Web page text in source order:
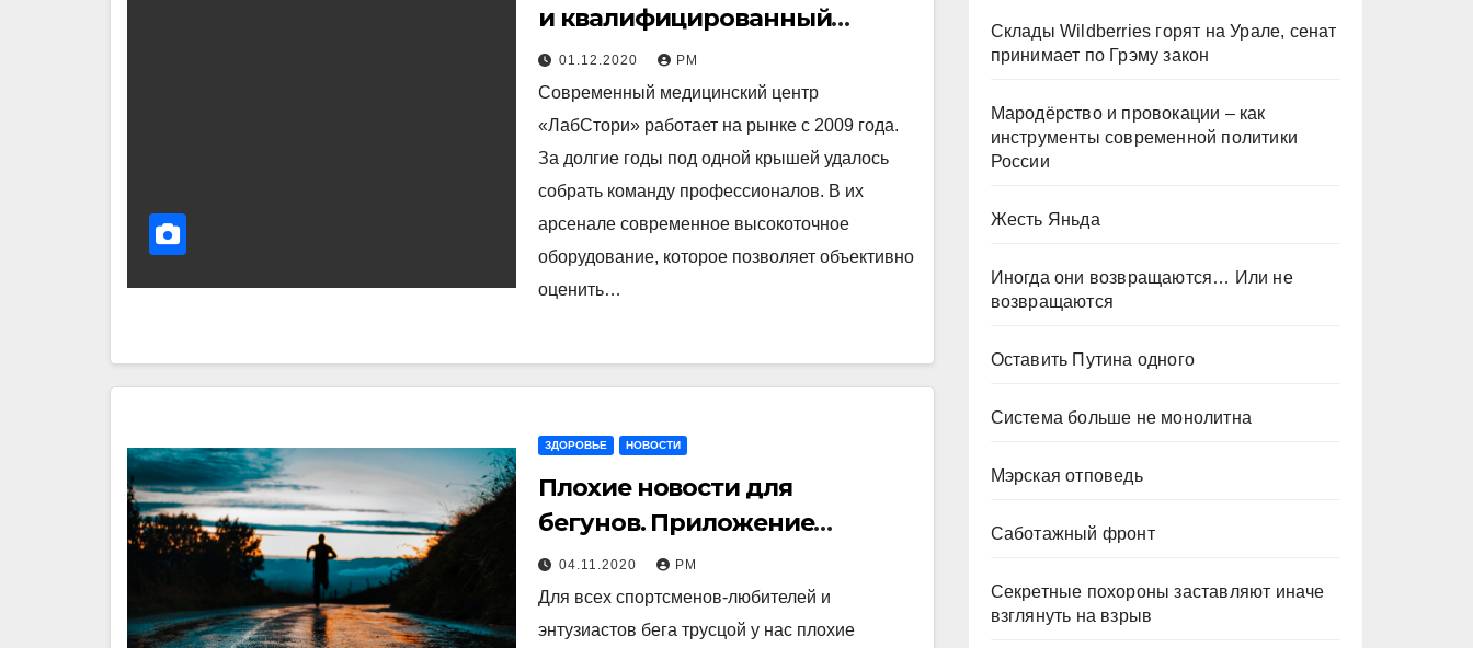
и квалифицированный
персонал: быть здоровым
может каждый
01.12.2020 РМ
Современный медицинский центр
«ЛабСтори» работает на рынке с 2009 года.
За долгие годы под одной крышей удалось
собрать команду профессионалов. В их
арсенале современное высокоточное
оборудование, которое позволяет объективно
оценить…
ЗДОРОВЬЕ НОВОСТИ
Плохие новости для
бегунов. Приложение
Endomondo прекращает
работу
04.11.2020 РМ
Для всех спортсменов-любителей и
энтузиастов бега трусцой у нас плохие
Склады Wildberries горят на Урале, сенат
принимает по Грэму закон
Мародёрство и провокации – как
инструменты современной политики
России
Жесть Яньда
Иногда они возвращаются… Или не
возвращаются
Оставить Путина одного
Система больше не монолитна
Мэрская отповедь
Саботажный фронт
Секретные похороны заставляют иначе
взглянуть на взрыв